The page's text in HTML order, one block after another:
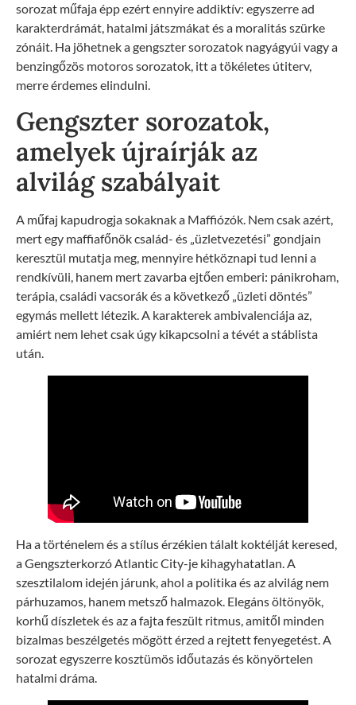
sorozat műfaja épp ezért ennyire addiktív: egyszerre ad
karakterdrámát, hatalmi játszmákat és a moralitás szürke
zónáit. Ha jöhetnek a gengszter sorozatok nagyágyúi vagy a
benzingőzös motoros sorozatok, itt a tökéletes útiterv,
merre érdemes elindulni.
Gengszter sorozatok,
amelyek újraírják az
alvilág szabályait
A műfaj kapudrogja sokaknak a Maffiózók. Nem csak azért,
mert egy maffiafőnök család- és „üzletvezetési” gondjain
keresztül mutatja meg, mennyire hétköznapi tud lenni a
rendkívüli, hanem mert zavarba ejtően emberi: pánikroham,
terápia, családi vacsorák és a következő „üzleti döntés”
egymás mellett létezik. A karakterek ambivalenciája az,
amiért nem lehet csak úgy kikapcsolni a tévét a stáblista
után.
Ha a történelem és a stílus érzékien tálalt koktélját keresed,
a Gengszterkorzó Atlantic City-je kihagyhatatlan. A
szesztilalom idején járunk, ahol a politika és az alvilág nem
párhuzamos, hanem metsző halmazok. Elegáns öltönyök,
korhű díszletek és az a fajta feszült ritmus, amitől minden
bizalmas beszélgetés mögött érzed a rejtett fenyegetést. A
sorozat egyszerre kosztümös időutazás és könyörtelen
hatalmi dráma.